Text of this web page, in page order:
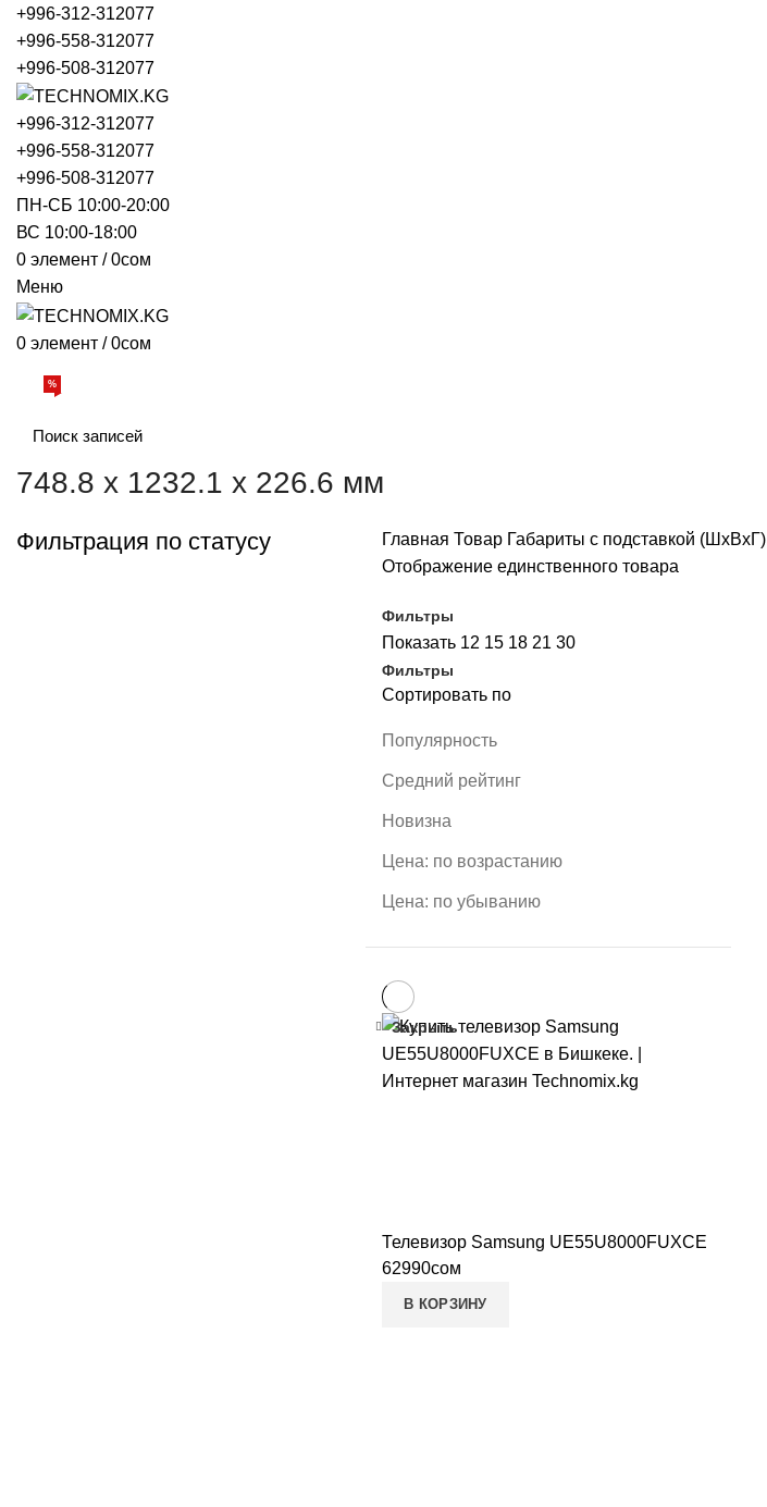
+996-312-312077
+996-558-312077
+996-508-312077
+996-312-312077
+996-558-312077
+996-508-312077
ПН-СБ 10:00-20:00
ВС 10:00-18:00
0 элемент / 0сом
Меню
0 элемент / 0сом
АКЦИИ
%
748.8 x 1232.1 x 226.6 мм
Фильтрация по статусу Главная Товар Габариты с подставкой (ШхВхГ)
Отображение единственного товара
Фильтры
Показать 12 15 18 21 30
Фильтры
Сортировать по
Популярность
Средний рейтинг
Новизна
Цена: по возрастанию
Цена: по убыванию
Закрыть
Телевизор Samsung UE55U8000FUXCE
62990сом
В КОРЗИНУ